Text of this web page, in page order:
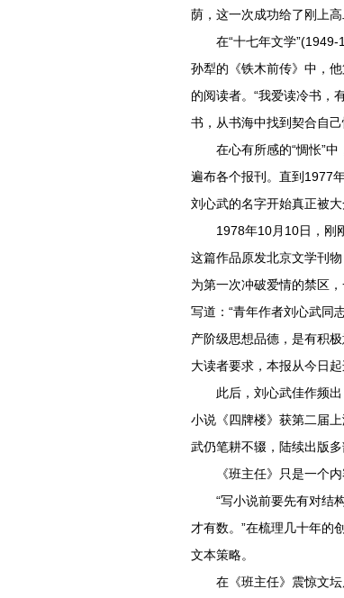
荫，这一次成功给了刚上
在“十七年文学
孙犁的《铁木前传》中，
的阅读者。“我爱读冷书，
书，从书海中找到契合自
在心有所感的“惆怅”
遍布各个报刊。直到1977
刘心武的名字开始真正被
1978年10月10日，刚
这篇作品原发北京文学刊
为第一次冲破爱情的禁区
写道：“青年作者刘心武同
产阶级思想品德，是有积
大读者要求，本报从今日起
此后，刘心武佳作频
小说《四牌楼》获第二届
武仍笔耕不辍，陆续出版
《班主任》只是一个
“写小说前要先有对结
才有数。”在梳理几十年的
文本策略。
在《班主任》震惊文